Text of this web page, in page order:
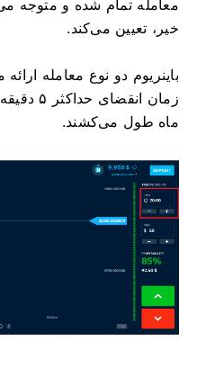
معامله تمام شده و متوجه
خیر، تعیین می‌کند.
باینریوم دو نوع معامله
ماه طول می‌کشند.